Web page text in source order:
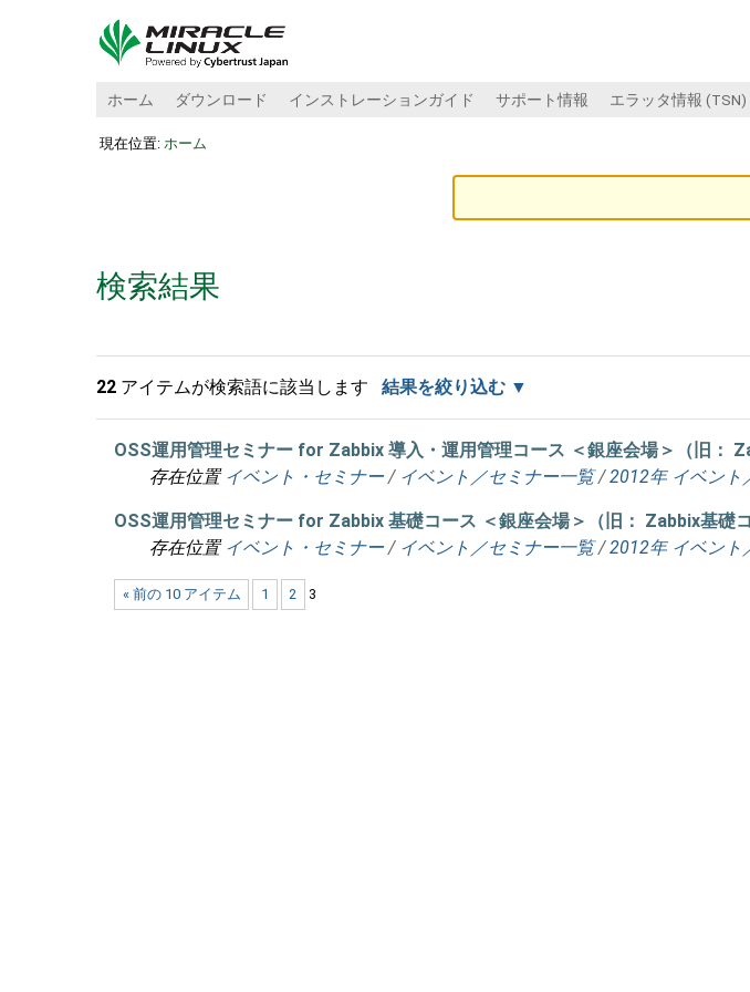
ホーム ダウンロード インストレーションガイド サポート情報 エラッタ情報 (TSN)
現在位置: ホーム
検索結果
22 アイテムが検索語に該当します 結果を絞り込む
OSS運用管理セミナー for Zabbix 導入・運用管理コース ＜銀座会場＞（旧：
存在位置 イベント・セミナー / イベント／セミナー一覧 /2012年 イベント
OSS運用管理セミナー for Zabbix 基礎コース ＜銀座会場＞（旧： Zabbix基礎コ
存在位置 イベント・セミナー / イベント／セミナー一覧 /2012年 イベント
« 前の 10 アイテム 1 2 3